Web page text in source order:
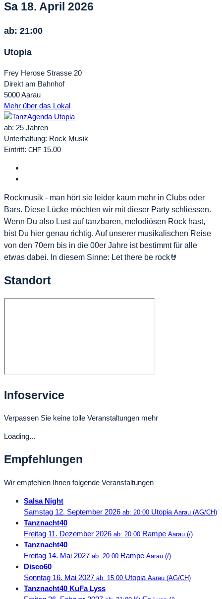
Sa 18. April 2026
ab: 21:00
Utopia
Frey Herose Strasse 20
Direkt am Bahnhof
5000 Aarau
Mehr über das Lokal
ab: 25 Jahren
Unterhaltung: Rock Musik
Eintritt: CHF 15.00
Rockmusik - man hört sie leider kaum mehr in Clubs oder
Bars. Diese Lücke möchten wir mit dieser Party schliessen.
Wenn Du also Lust auf tanzbaren, melodiösen Rock hast,
bist Du hier genau richtig. Auf unserer musikalischen Reise
von den 70ern bis in die 00er Jahre ist bestimmt für alle
etwas dabei. In diesem Sinne: Let there be rock🤘
Standort
Infoservice
Verpassen Sie keine tolle Veranstaltungen mehr
Loading...
Empfehlungen
Wir empfehlen Ihnen folgende Veranstaltungen
Salsa Night
Samstag 12. September 2026 ab: 20:00 Utopia Aarau (AG/CH)
Tanznacht40
Freitag 11. Dezember 2026 ab: 20:00 Rampe Aarau (/)
Tanznacht40
Freitag 14. Mai 2027 ab: 20:00 Rampe Aarau (/)
Disco60
Sonntag 16. Mai 2027 ab: 15:00 Utopia Aarau (AG/CH)
Tanznacht40 KuFa Lyss